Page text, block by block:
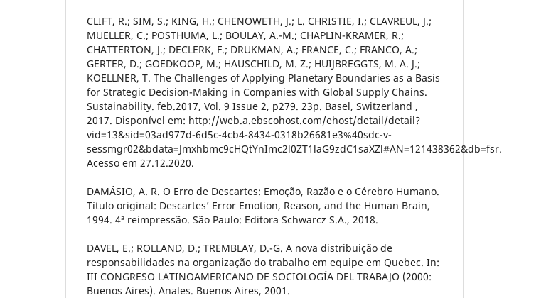
CLIFT, R.; SIM, S.; KING, H.; CHENOWETH, J.; L. CHRISTIE, I.; CLAVREUL, J.;
MUELLER, C.; POSTHUMA, L.; BOULAY, A.-M.; CHAPLIN-KRAMER, R.;
CHATTERTON, J.; DECLERK, F.; DRUKMAN, A.; FRANCE, C.; FRANCO, A.;
GERTER, D.; GOEDKOOP, M.; HAUSCHILD, M. Z.; HUIJBREGGTS, M. A. J.;
KOELLNER, T. The Challenges of Applying Planetary Boundaries as a Basis
for Strategic Decision-Making in Companies with Global Supply Chains.
Sustainability. feb.2017, Vol. 9 Issue 2, p279. 23p. Basel, Switzerland ,
2017. Disponível em: http://web.a.ebscohost.com/ehost/detail/detail?
vid=13&sid=03ad977d-6d5c-4cb4-8434-0318b26681e3%40sdc-v-
sessmgr02&bdata=Jmxhbmc9cHQtYnImc2l0ZT1laG9zdC1saXZl#AN=121438362&db=fsr.
Acesso em 27.12.2020.
DAMÁSIO, A. R. O Erro de Descartes: Emoção, Razão e o Cérebro Humano.
Título original: Descartes’ Error Emotion, Reason, and the Human Brain,
1994. 4ª reimpressão. São Paulo: Editora Schwarcz S.A., 2018.
DAVEL, E.; ROLLAND, D.; TREMBLAY, D.-G. A nova distribuição de
responsabilidades na organização do trabalho em equipe em Quebec. In:
III CONGRESO LATINOAMERICANO DE SOCIOLOGÍA DEL TRABAJO (2000:
Buenos Aires). Anales. Buenos Aires, 2001.